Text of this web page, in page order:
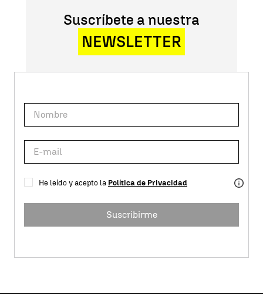
Suscríbete a nuestra
NEWSLETTER
He leído y acepto la Política de Privacidad
Suscribirme